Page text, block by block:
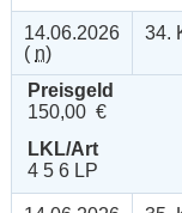
14.06.2026
( n)
34.
Preisgeld
150,00 €
LKL/Art
4 5 6 LP